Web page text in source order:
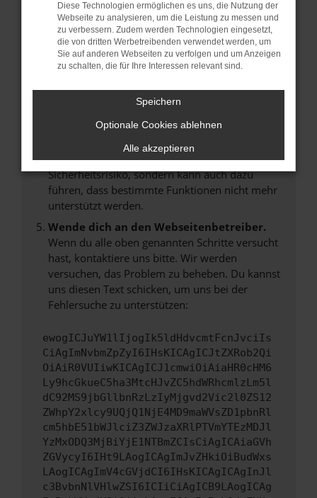
verhindern. Funktioniert die Seite in einem
anderen Browser oder in einem privaten
Fenster?
Starte dein Gerät neu.
Probleme zu beheben.
Betriebssystem auf dem neuesten Stand
Veraltete Software birgt nicht nur ein
Sicherheitsrisiko, sondern kann auch dazu
führen, dass bestimmte Funktionen nicht mehr
unterstützt werden.
Wende dich an den Webseitenbetreiber.
Wenn du alle oben genannten Schritte versucht
hast, kontaktiere uns bitte. Wir werden
versuchen, das Problem zu beheben. Du kannst
uns diesen Text schicken, um uns bei der
Fehlersuche zu unterstützen:
ewogICJuYW1lIjogIk5ldHdvcmtFcnJvciIs
CiAgImNvbmZpZyI6IHsKICAgICJtZXRob2Qi
OiAiR0VUIiwKICAgICJ1cmwiOiAiaHR0cHM6
Ly9hcGkueC5ha3MtcHJvZC5hdWRhcmlzLm5l
dC92MS9jbGllbnRzLzIyMjgvd2Vic2l0ZS12
ZWhpY2xlcy9UQjQ1NjE4MD9maWVsZD1pbnRl
cm5hbE51bWJlciZ3ZWJzaXRlPTVmYTEzMDJl
YzMxODQ3MjBiYjE1NTBmZCIsCiAgICAiaGVh
ZGVycyI6IHt9LAogICAgImJvZHkiOiBudWxs
LAogICAgImV4cGVjdCI6IHsKICAgICAgInJl
c3BvbnNlVHlwZSI6ICIiCiAgICB9LAogICAg
Diese Technologien ermöglichen es uns, die Nutzung der
Webseite zu analysieren, um die Leistung zu messen und
zu verbessern. Zudem werden Technologien eingesetzt,
die von dritten Werbetreibenden verwendet werden, um
Sie auf anderen Webseiten zu verfolgen und um Anzeigen
zu schalten, die für Ihre Interessen relevant sind.
Speichern
Optionale Cookies ablehnen
Alle akzeptieren